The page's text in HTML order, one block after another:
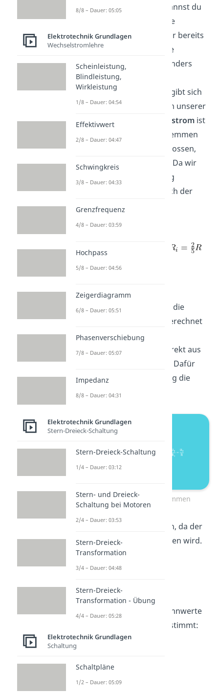
Ersatzspannungsquelle
kannst du
auch die Ersatzstromquelle
bestimmen. Wenn du zuvor bereits
die Ersatzspannungsquelle
bestimmt hast, ist es besonders
einfach. Der Strom der
Ersatzspannungsquelle ergibt sich
aus dem Kurzschlussstrom unserer
Schaltung. Der
Kurschlussstromist
der Strom, der über die Klemmen
fließt, wenn sie kurzgeschlossen,
also ideal verbunden sind. Da wir
bereits die Ersatzschaltung
bestimmt haben, ergibt sich der
Kurschlussstrom
Wenn du zuvor noch nicht die
berechnet
hast, kannst die die
Ersatzstromquelle auch direkt aus
der Schaltung bestimmen. Dafür
schließt du in der Schaltung die
Klemmen A und B kurz.
Ersatzstromquelle bestimmen
kannst du ignorieren, da der
Widerstand kurzgeschlossen wird.
Übrig bleibt nur
Kurzschlussstrom ist also:
Damit hast du auch die Kennwerte
bestimmt:
und
8/8 – Dauer: 05:05
Elektrotechnik Grundlagen
Wechselstromlehre
Scheinleistung,
Blindleistung,
Wirkleistung
1/8 – Dauer: 04:54
Effektivwert
2/8 – Dauer: 04:47
Schwingkreis
3/8 – Dauer: 04:33
Grenzfrequenz
4/8 – Dauer: 03:59
Hochpass
5/8 – Dauer: 04:56
Zeigerdiagramm
6/8 – Dauer: 05:51
Phasenverschiebung
7/8 – Dauer: 05:07
Impedanz
8/8 – Dauer: 04:31
Elektrotechnik Grundlagen
Stern-Dreieck-Schaltung
Stern-Dreieck-Schaltung
1/4 – Dauer: 03:12
Stern- und Dreieck-
Schaltung bei Motoren
2/4 – Dauer: 03:53
Stern-Dreieck-
Transformation
3/4 – Dauer: 04:48
Stern-Dreieck-
Transformation - Übung
4/4 – Dauer: 05:28
Elektrotechnik Grundlagen
Schaltung
Schaltpläne
1/2 – Dauer: 05:09